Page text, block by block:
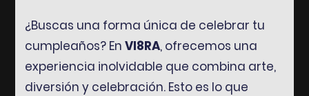
¿Buscas una forma única de celebrar tu
cumpleaños? En VI8RA, ofrecemos una
experiencia inolvidable que combina arte,
diversión y celebración. Esto es lo que